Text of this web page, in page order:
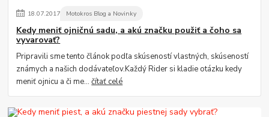
18.07.2017 Motokros Blog a Novinky
Kedy meniť ojničnú sadu, a akú značku použiť a čoho sa
vyvarovať?
Pripravili sme tento článok podľa skúseností vlastných, skúseností
známych a našich dodávateľov.Každý Rider si kladie otázku kedy
meniť ojnicu a či me...čítať celé